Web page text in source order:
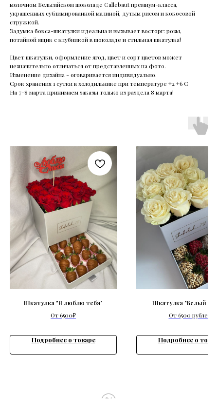
молочном Бельгийском шоколаде Callebaut премиум-класса,
украшенных сублимированной малиной, дутым рисом и кокосовой
стружкой.
Задумка бокса-шкатулки идеальна и вызывает восторг: розы,
потайной ящик с клубникой в шоколаде и стильная шкатулка!
Цвет шкатулки, оформление ягод, цвет и сорт цветов может
незначительно отличаться от представленных на фото.
Изменение дизайна - оговаривается индивидуально.
Срок хранения 1 сутки в холодильнике при температуре +2 +6 С
На 7-8 марта принимаем заказы только из раздела 8 марта!
Шкатулка "Я люблю тебя"
От 6500₽
Подробнее о товаре
Шкатулка "Белый
От 6500 рублей
Подробнее о